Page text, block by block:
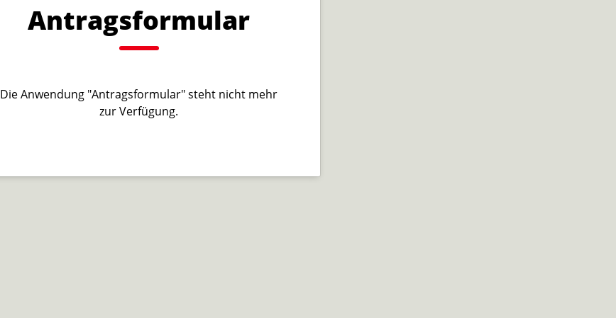
Antragsformular
Die Anwendung "Antragsformular" steht nicht mehr
zur Verfügung.